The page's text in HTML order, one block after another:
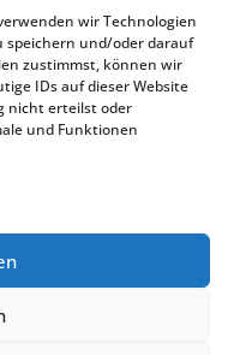
wir Technologien
speichern und/oder darauf
zustimmst, können wir
IDs auf dieser Website
nicht erteilst oder
und Funktionen